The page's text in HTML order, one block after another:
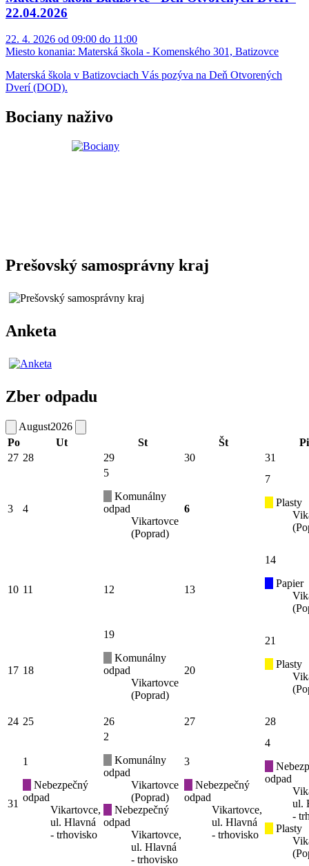
22.04.2026
22. 4. 2026 od 09:00 do 11:00
Miesto konania: Materská škola - Komenského 301, Batizovce
Materská škola v Batizovciach Vás pozýva na Deň Otvorených
Dverí (DOD).
Bociany naživo
Prešovský samosprávny kraj
Anketa
Zber odpadu
August2026
Po
Ut St Št
Pi
27 28 29 30 31
3 4
5
Komunálny
odpad
Vikartovce
(Poprad)
6
7
Plasty
10 11 12 13
14
Papier
17 18
19
Komunálny
odpad
Vikartovce
(Poprad)
20
21
Plasty
24 25 26 27 28
31
1
Nebezpečný
odpad
Vikartovce,
ul. Hlavná
- trhovisko
2
Komunálny
odpad
Vikartovce
(Poprad)
Nebezpečný
odpad
Vikartovce,
ul. Hlavná
- trhovisko
3
Nebezpečný
odpad
Vikartovce,
ul. Hlavná
- trhovisko
4
odpad
ul.
-
Plasty